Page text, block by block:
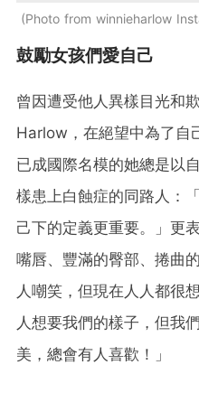
Photo from winnieharlow
鼓勵女孩們愛自己
曾因遭受他人異樣目光和
Harlow，在絕望中為了自
已成國際名模的她總是以
樣患上白蝕症的同路人：
己下的定義更重要。」更
嘴唇、豐滿的臀部、捲曲
人嘲笑，但現在人人都很
人想要我們的樣子，但我
美，總會有人喜歡！」